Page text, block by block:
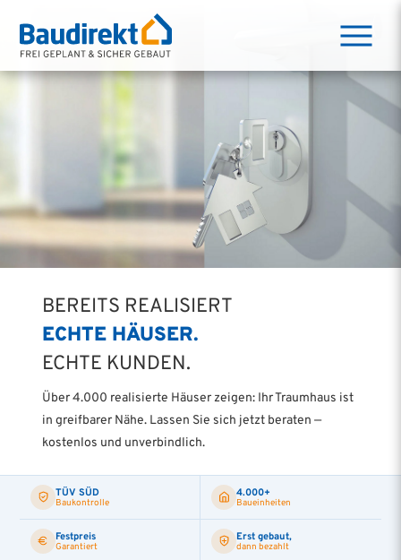
BEREITS REALISIERT
ECHTE HÄUSER.
ECHTE KUNDEN.
Über 4.000 realisierte Häuser zeigen: Ihr Traumhaus ist
in greifbarer Nähe. Lassen Sie sich jetzt beraten —
kostenlos und unverbindlich.
TÜV SÜD
Baukontrolle
4.000+
Baueinheiten
Festpreis
Garantiert
Erst gebaut,
dann bezahlt